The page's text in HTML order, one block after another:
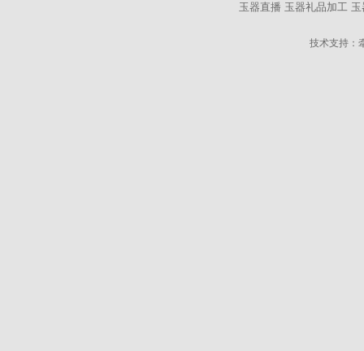
玉器直播 玉器礼品加工
技术支持：